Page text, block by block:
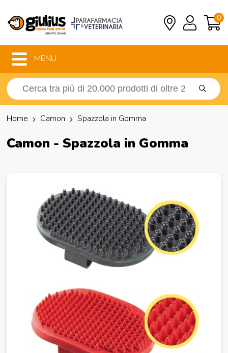
0
MENU
Home Camon Spazzola in Gomma
Camon - Spazzola in Gomma